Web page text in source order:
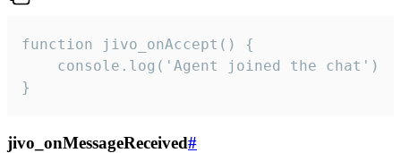
function jivo_onAccept() {
}
jivo_onMessageReceived#